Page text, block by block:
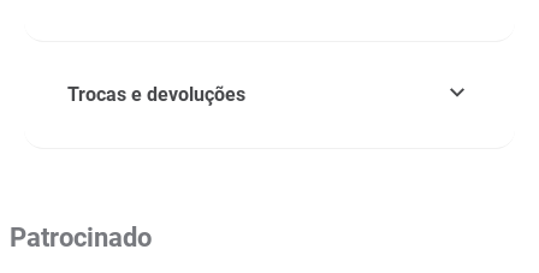
Trocas e devoluções
Patrocinado